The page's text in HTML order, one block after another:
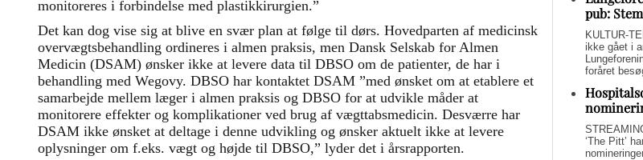
monitoreres i forbindelse med plastikkirurgien.”
Det kan dog vise sig at blive en svær plan at følge til dørs. Hovedparten af medicinsk
overvægtsbehandling ordineres i almen praksis, men Dansk Selskab for Almen
Medicin (DSAM) ønsker ikke at levere data til DBSO om de patienter, de har i
behandling med Wegovy. DBSO har kontaktet DSAM ”med ønsket om at etablere et
samarbejde mellem læger i almen praksis og DBSO for at udvikle måder at
monitorere effekter og komplikationer ved brug af vægttabsmedicin. Desværre har
DSAM ikke ønsket at deltage i denne udvikling og ønsker aktuelt ikke at levere
oplysninger om f.eks. vægt og højde til DBSO,” lyder det i årsrapporten.
pub:
KULTUR-
ikke gået i
foråret
‘The Pitt’